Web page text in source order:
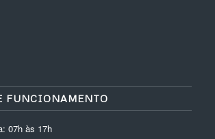
FUNCIONAMENTO
07h às 17h